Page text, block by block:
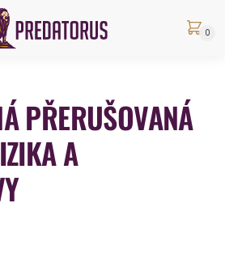
0
PŘERUŠOVANÁ
A